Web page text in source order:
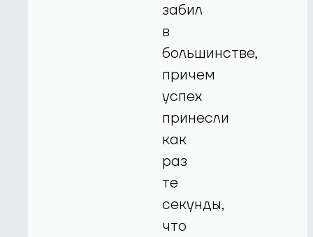
забил
в
большинстве,
причем
успех
принесли
как
раз
те
секунды,
что